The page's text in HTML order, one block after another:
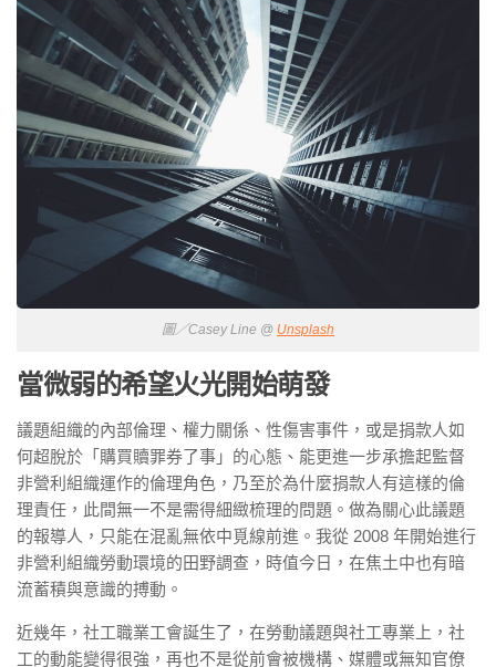
圖／Casey Line @ Unsplash
當微弱的希望火光開始萌發
議題組織的內部倫理、權力關係、性傷害事件，或是捐款人如
何超脫於「購買贖罪券了事」的心態、能更進一步承擔起監督
非營利組織運作的倫理角色，乃至於為什麼捐款人有這樣的倫
理責任，此間無一不是需得細緻梳理的問題。做為關心此議題
的報導人，只能在混亂無依中覓線前進。我從 2008 年開始進行
非營利組織勞動環境的田野調查，時值今日，在焦土中也有暗
流蓄積與意識的搏動。
近幾年，社工職業工會誕生了，在勞動議題與社工專業上，社
工的動能變得很強，再也不是從前會被機構、媒體或無知官僚